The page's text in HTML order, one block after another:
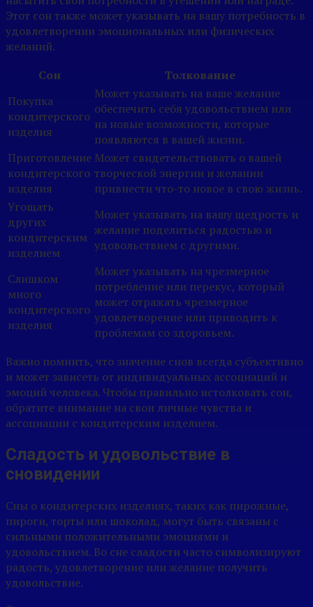
Этот сон также может указывать на вашу потребность в
удовлетворении эмоциональных или физических
желаний.
Сон
Толкование
Покупка
кондитерского
изделия
Может указывать на ваше желание
обеспечить себя удовольствием или
на новые возможности, которые
появляются в вашей жизни.
Приготовление
кондитерского
изделия
Может свидетельствовать о вашей
творческой энергии и желании
привнести что-то новое в свою жизнь.
Угощать
других
кондитерским
изделием
Может указывать на вашу щедрость и
желание поделиться радостью и
удовольствием с другими.
Слишком
много
кондитерского
изделия
Может указывать на чрезмерное
потребление или перекус, который
может отражать чрезмерное
удовлетворение или приводить к
проблемам со здоровьем.
Важно помнить, что значение снов всегда субъективно
и может зависеть от индивидуальных ассоциаций и
эмоций человека. Чтобы правильно истолковать сон,
обратите внимание на свои личные чувства и
ассоциации с кондитерским изделием.
Сладость и удовольствие в
сновидении
Сны о кондитерских изделиях, таких как пирожные,
пироги, торты или шоколад, могут быть связаны с
сильными положительными эмоциями и
удовольствием. Во сне сладости часто символизируют
радость, удовлетворение или желание получить
удовольствие.